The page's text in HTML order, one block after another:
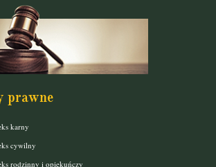
prawne
karny
cywilny
rodzinny i opiekuńczy